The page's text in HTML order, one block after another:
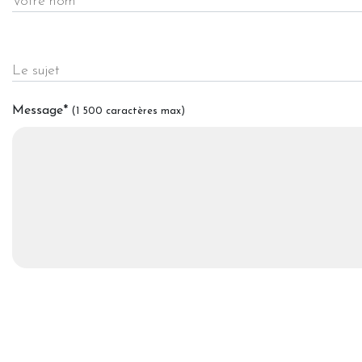
Le sujet
Message* (1 500 caractères max)